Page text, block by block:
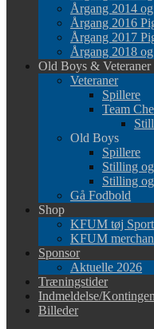
Årgang 2014
Årgang 2016
Årgang 2017
Årgang 2018
Old Boys & Veteraner
Veteraner
Spillere
Team
Old Boys
Spillere
Stilling
Stilling
Gå Fodbold
Shop
KFUM tøj
KFUM
Sponsor
Aktuelle 2026
Træningstider
Indmeldelse/
Billeder